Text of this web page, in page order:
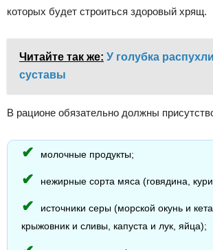
которых будет строиться здоровый хрящ.
Читайте так же: У голубка распухли
суставы
В рационе обязательно должны
молочные продукты;
нежирные сорта мяса (говядина,
источники серы (морской окунь и
крыжовник и сливы, капуста и лук, яйца);